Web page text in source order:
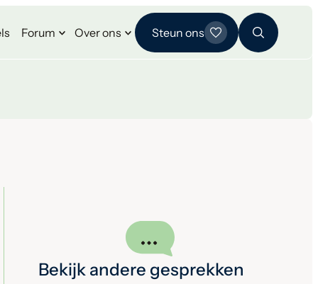
Forum Over ons Steun ons
Bekijk andere gesprekken